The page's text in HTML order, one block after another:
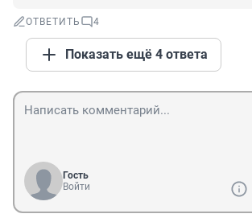
ОТВЕТИТЬ 4
Показать ещё 4 ответа
Гость
Войти